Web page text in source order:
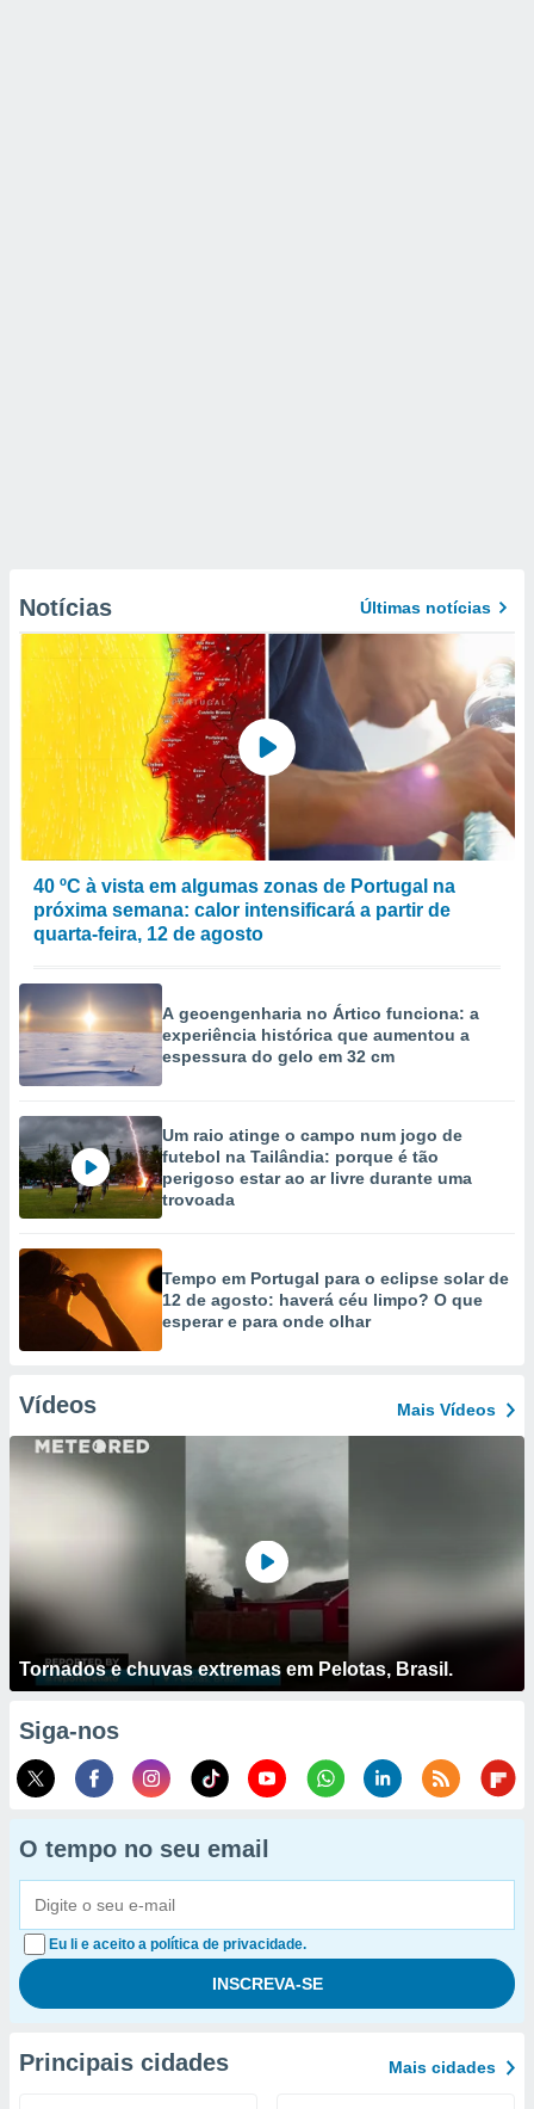
Notícias Últimas notícias
40 ºC à vista em algumas zonas de Portugal na
próxima semana: calor intensificará a partir de
quarta-feira, 12 de agosto
A geoengenharia no Ártico funciona: a
experiência histórica que aumentou a
espessura do gelo em 32 cm
Um raio atinge o campo num jogo de
futebol na Tailândia: porque é tão
perigoso estar ao ar livre durante uma
trovoada
Tempo em Portugal para o eclipse solar de
12 de agosto: haverá céu limpo? O que
esperar e para onde olhar
Vídeos Mais Vídeos
Tornados e chuvas extremas em Pelotas, Brasil.
Siga-nos
O tempo no seu email
Eu li e aceito a política de privacidade.
Principais cidades Mais cidades